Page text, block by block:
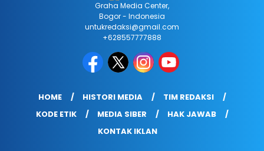
Graha Media Center,
Bogor - Indonesia
untukredaksi@gmail.com
+628557777888
HOME HISTORI MEDIA
TIM REDAKSI
KODE ETIK
MEDIA SIBER
HAK JAWAB
KONTAK IKLAN